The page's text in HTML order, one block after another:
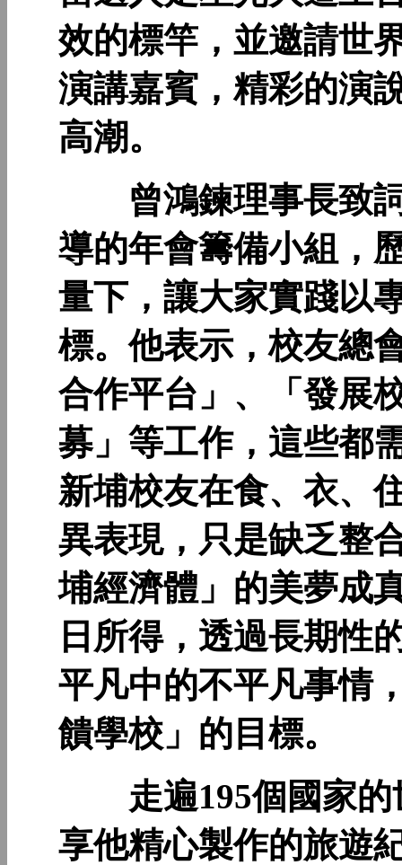
效的標竿，並邀請世
演講嘉賓，精彩的演
高潮。
曾鴻鍊理事長致詞
導的年會籌備小組，
量下，讓大家實踐以
標。他表示，校友總
合作平台」、「發展
募」等工作，這些都
新埔校友在食、衣、
異表現，只是缺乏整
埔經濟體」的美夢成
日所得，透過長期性
平凡中的不平凡事情
饋學校」的目標。
走遍195個國家的
享他精心製作的旅遊